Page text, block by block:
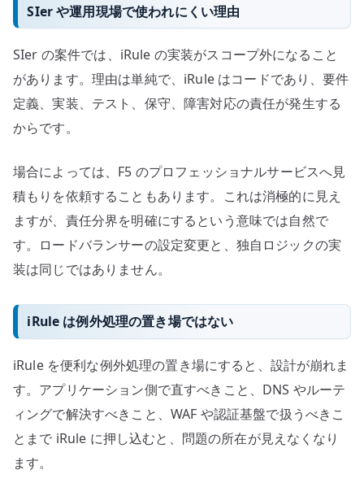
SIer や運用現場で使われにくい理由
SIer の案件では、iRule の実装がスコープ外になること
があります。理由は単純で、iRule はコードであり、要件
定義、実装、テスト、保守、障害対応の責任が発生する
からです。
場合によっては、F5 のプロフェッショナルサービスへ見
積もりを依頼することもあります。これは消極的に見え
ますが、責任分界を明確にするという意味では自然で
す。ロードバランサーの設定変更と、独自ロジックの実
装は同じではありません。
iRule は例外処理の置き場ではない
iRule を便利な例外処理の置き場にすると、設計が崩れま
す。アプリケーション側で直すべきこと、DNS やルーテ
ィングで解決すべきこと、WAF や認証基盤で扱うべきこ
とまで iRule に押し込むと、問題の所在が見えなくなり
ます。